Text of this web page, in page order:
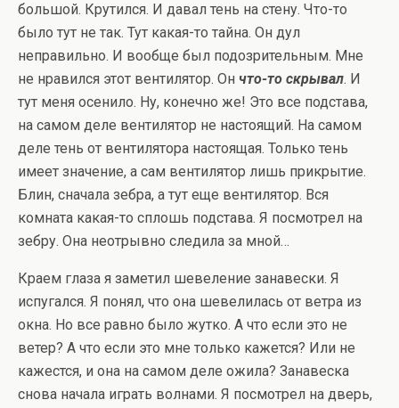
большой. Крутился. И давал тень на стену. Что-то
было тут не так. Тут какая-то тайна. Он дул
неправильно. И вообще был подозрительным. Мне
не нравился этот вентилятор. Он что-то скрывал. И
тут меня осенило. Ну, конечно же! Это все подстава,
на самом деле вентилятор не настоящий. На самом
деле тень от вентилятора настоящая. Только тень
имеет значение, а сам вентилятор лишь прикрытие.
Блин, сначала зебра, а тут еще вентилятор. Вся
комната какая-то сплошь подстава. Я посмотрел на
зебру. Она неотрывно следила за мной…
Краем глаза я заметил шевеление занавески. Я
испугался. Я понял, что она шевелилась от ветра из
окна. Но все равно было жутко. А что если это не
ветер? А что если это мне только кажется? Или не
кажестся, и она на самом деле ожила? Занавеска
снова начала играть волнами. Я посмотрел на дверь,